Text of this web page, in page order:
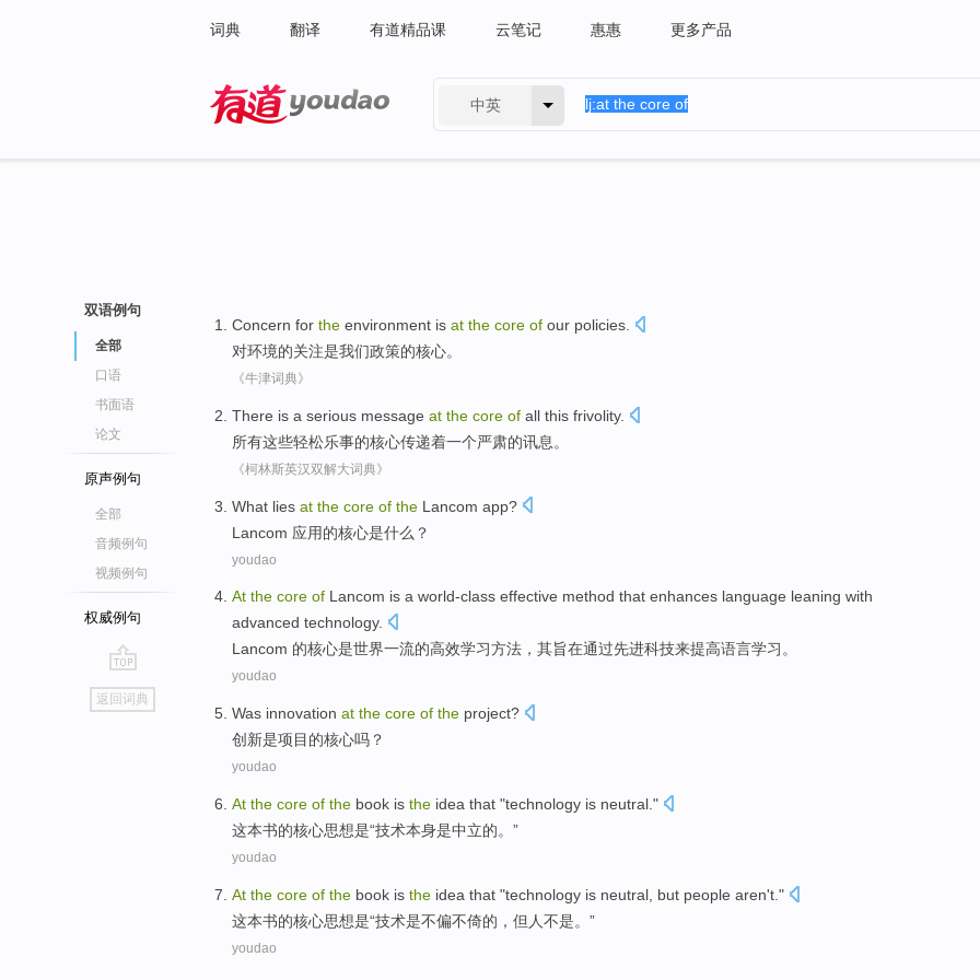
词典 翻译 有道精品课 云笔记 惠惠 更多产品
中英
双语例句
全部
口语
书面语
论文
原声例句
全部
音频例句
视频例句
权威例句
go
top
返回词典
Concern for the environment is at the core of our policies
对环境的关注是我们政策的核心。
《牛津词典》
There is a serious message at the core of all this frivolity.
所有这些轻松乐事的核心传递着一个严肃的讯息 。
《柯林斯英汉双解大词典》
What lies at the core of the Lancom app?
L ancom 应用的核心是什么？
youdao
At the core of Lancom is a world-class effective method that enhances language leaning with
advanced technology.
Lancom 的核心是世界一流的高效学习方法，其旨在通过先进科技来提高语言学习。
youdao
Was innovation at the core of the project?
创新是项目 的核心吗？
youdao
At the core of the book is the idea that "technology is neutral ."
这本书的核心思想是“技术本身是中立的。”
youdao
At the core of the book is the idea that "technology is neutral but people aren't ."
这本书的核心思想是“技术是不偏不倚的， 但 人不是。”
youdao